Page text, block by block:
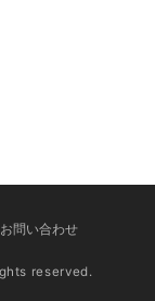
お問い合わせ
reserved.